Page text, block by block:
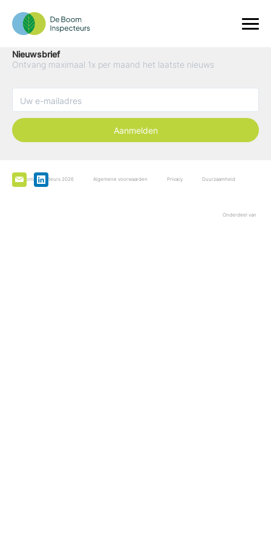
Nieuwsbrief
Ontvang maximaal 1x per maand het laatste nieuws
Aanmelden
De Boominspecteurs 2026 Algemene voorwaarden Privacy Duurzaamheid
Onderdeel van